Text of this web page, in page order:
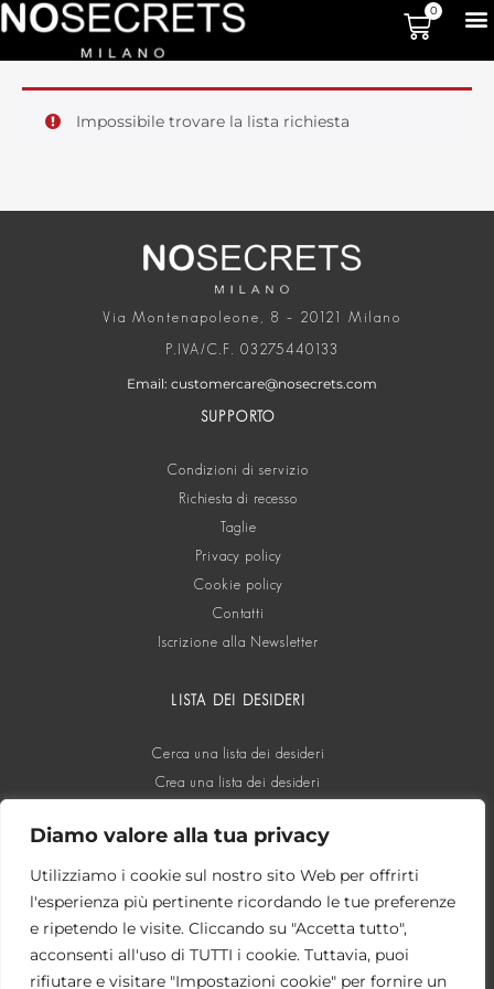
Diamo valore alla tua privacy
Utilizziamo i cookie sul nostro sito Web per offrirti
l'esperienza più pertinente ricordando le tue preferenze
e ripetendo le visite. Cliccando su "Accetta tutto",
acconsenti all'uso di TUTTI i cookie. Tuttavia, puoi
rifiutare e visitare "Impostazioni cookie" per fornire un
0
Impossibile trovare la lista richiesta
Via Montenapoleone, 8 – 20121 Milano
P.IVA/C.F. 03275440133
Email: customercare@nosecrets.com
SUPPORTO
Condizioni di servizio
Richiesta di recesso
Taglie
Privacy policy
Cookie policy
Contatti
Iscrizione alla Newsletter
LISTA DEI DESIDERI
Cerca una lista dei desideri
Crea una lista dei desideri
SOCIAL